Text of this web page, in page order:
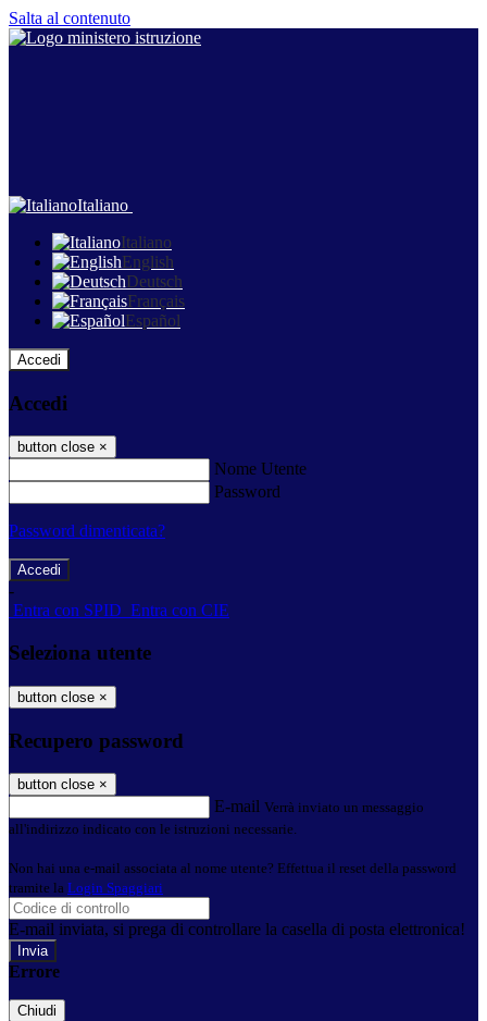
Salta al contenuto
Italiano
Italiano
English
Deutsch
Français
Español
Accedi
Accedi
button close ×
Nome Utente
Password
Password dimenticata?
-
Entra con SPID Entra con CIE
Seleziona utente
button close ×
Recupero password
button close ×
E-mail Verrà inviato un messaggio
all'indirizzo indicato con le istruzioni necessarie.
Non hai una e-mail associata al nome utente? Effettua il reset della password
tramite la Login Spaggiari
E-mail inviata, si prega di controllare la casella di posta elettronica!
Errore
Chiudi